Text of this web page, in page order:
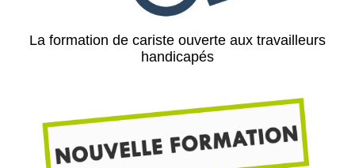
La formation de cariste ouverte aux travailleurs
handicapés